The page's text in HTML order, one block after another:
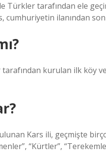
Türkler tarafından ele
cumhuriyetin ilanından
tarafından kurulan ilk köy
Kars ili, geçmişte
“Kürtler”,